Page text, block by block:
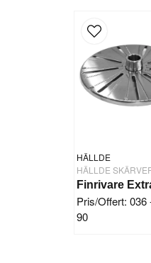
HÄLLDE
HÄLLDE
Pris/Offert: 036
90